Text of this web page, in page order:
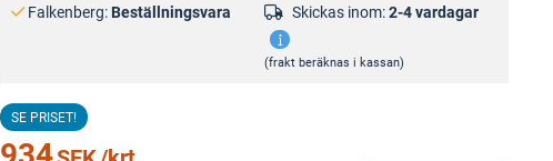
Falkenberg: Beställningsvara
Skickas inom:2-4 vardagar
(frakt beräknas i kassan)
SE PRISET!